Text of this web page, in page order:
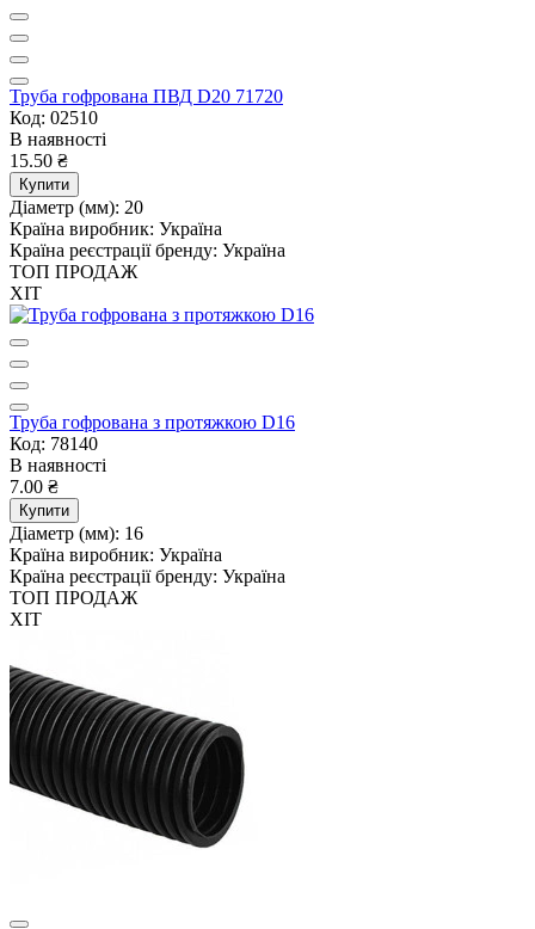
Труба гофрована ПВД D20 71720
Код: 02510
В наявності
15.50 ₴
Купити
Діаметр (мм): 20
Країна виробник: Україна
Країна реєстрації бренду: Україна
ТОП ПРОДАЖ
ХІТ
Труба гофрована з протяжкою D16
Код: 78140
В наявності
7.00 ₴
Купити
Діаметр (мм): 16
Країна виробник: Україна
Країна реєстрації бренду: Україна
ТОП ПРОДАЖ
ХІТ